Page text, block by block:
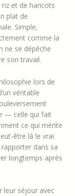
et de haricots
plat de
Simple,
comme la
ne se dépêche
son travail.
lors de
véritable
— celle qui fait
ce qui mérite
être là le vrai
dans sa
longtemps après
leur séjour avec